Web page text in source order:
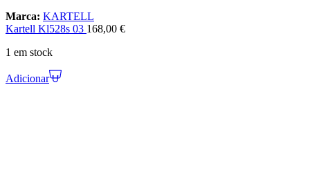
Marca: KARTELL
Kartell Kl528s 03 168,00 €
1 em stock
Adicionar